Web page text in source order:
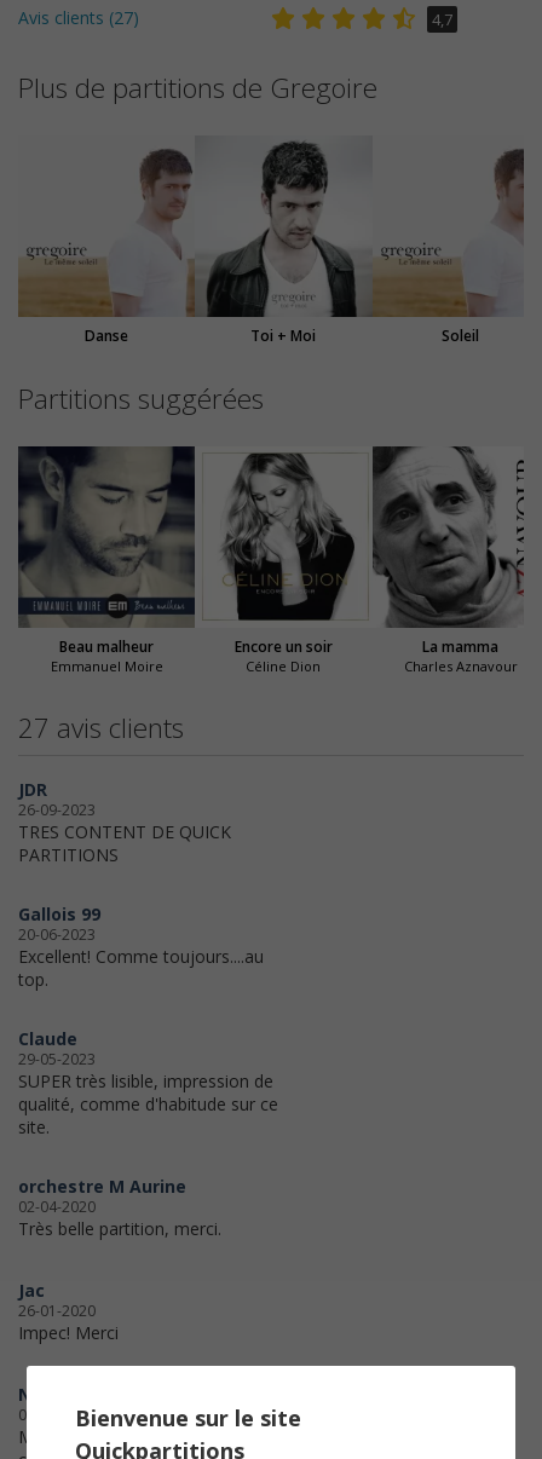
Avis clients (27) 4,7
Plus de partitions de Gregoire
Danse Toi + Moi Soleil
Partitions suggérées
Beau malheur
Emmanuel Moire
Encore un soir
Céline Dion
La mamma
Charles Aznavour
27 avis clients
JDR
26-09-2023
TRES CONTENT DE QUICK
PARTITIONS
Gallois 99
20-06-2023
Excellent! Comme toujours....au
top.
Claude
29-05-2023
SUPER très lisible, impression de
qualité, comme d'habitude sur ce
site.
orchestre M Aurine
02-04-2020
Très belle partition, merci.
Jac
26-01-2020
Impec! Merci
Nathalie
05-10-2018
Merci beaucoup! très belle
Bienvenue sur le site
Quickpartitions